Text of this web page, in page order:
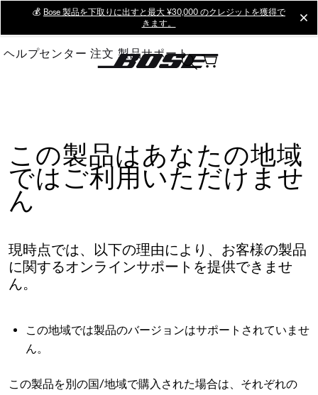
Main
💰 Bose 製品を下取りに出すと最大 ¥30,000 のクレジットを獲得で
きます。
ヘルプセンター 注文 製品サポート
この製品はあなたの地域
ではご利用いただけませ
ん
現時点では、以下の理由により、お客様の製品
に関するオンラインサポートを提供できませ
ん。
この地域では製品のバージョンはサポートされていませ
ん。
この製品を別の国/地域で購入された場合は、それぞれの